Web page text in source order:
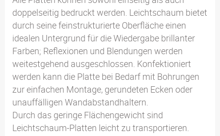
doppelseitig bedruckt werden. Leichtschaum bietet
durch seine feinstrukturierte Oberfläche einen
idealen Untergrund für die Wiedergabe brillanter
Farben; Reflexionen und Blendungen werden
weitestgehend ausgeschlossen. Konfektioniert
werden kann die Platte bei Bedarf mit Bohrungen
zur einfachen Montage, gerundeten Ecken oder
unauffälligen Wandabstandhaltern.
Durch das geringe Flächengewicht sind
Leichtschaum-Platten leicht zu transportieren.